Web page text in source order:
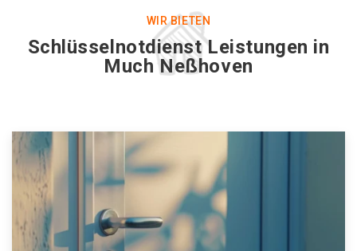
WIR BIETEN
Schlüsselnotdienst Leistungen in
Much Neßhoven